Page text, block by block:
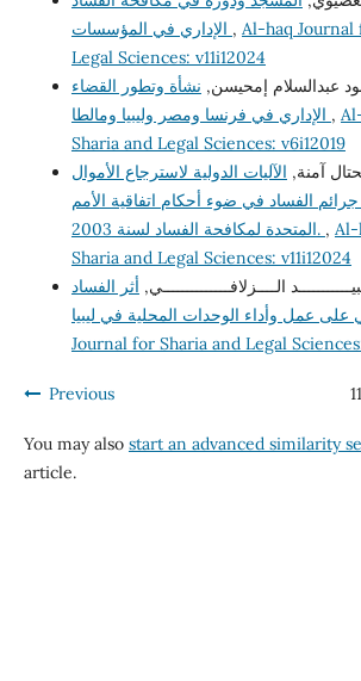
, Al-haq Journal
Legal Sciences: v11i12024
عبدالسلام إمحيسن, نشأة وتطور القضاء
,
Sharia and Legal Sciences: v6i12019
آمنة, الآليات الدولية لاسترجاع الأموال
الفساد في ضوء أحكام اتفاقية الأمم
المتحدة لمكافحة الفساد لسنة 2003. , Al-
Sharia and Legal Sciences: v11i12024
الــــزلافــــــــــــــي, أثر الفساد
Journal for Sharia and Legal
Previous
You may also start an advanced similarity
article.